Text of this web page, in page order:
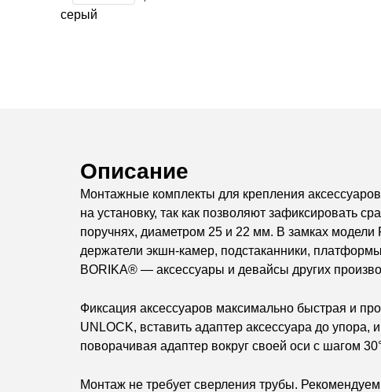
Описание
Монтажные комплекты для крепления
на установку, так как позволяют зафиксировать
поручнях, диаметром 25 и 22 мм. В замках
держатели экшн-камер, подстаканники,
BORIKA® — аксессуары и девайсы других
Фиксация аксессуаров максимально быстрая и
UNLOCK, вставить адаптер аксессуара до
поворачивая адаптер вокруг своей оси с шагом
Монтаж не требует сверления трубы.